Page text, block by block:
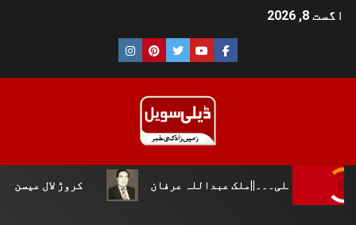
اگست 8, 2026
کروڑ لال عیسن :چوپال عبداللہ عرفان